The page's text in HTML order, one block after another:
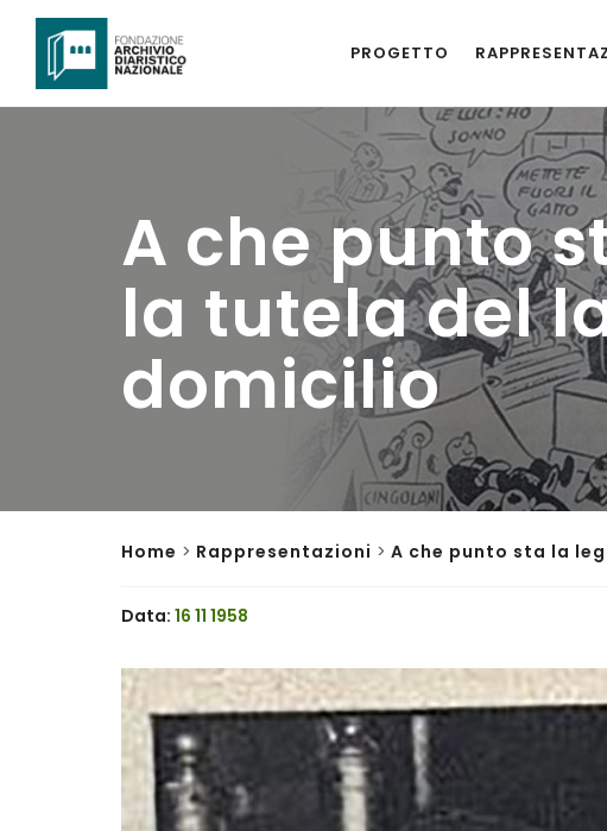
PROGETTO
A che punto
la tutela del
domicilio
Home > Rappresentazioni > A che punto sta la
Data: 16 11 1958